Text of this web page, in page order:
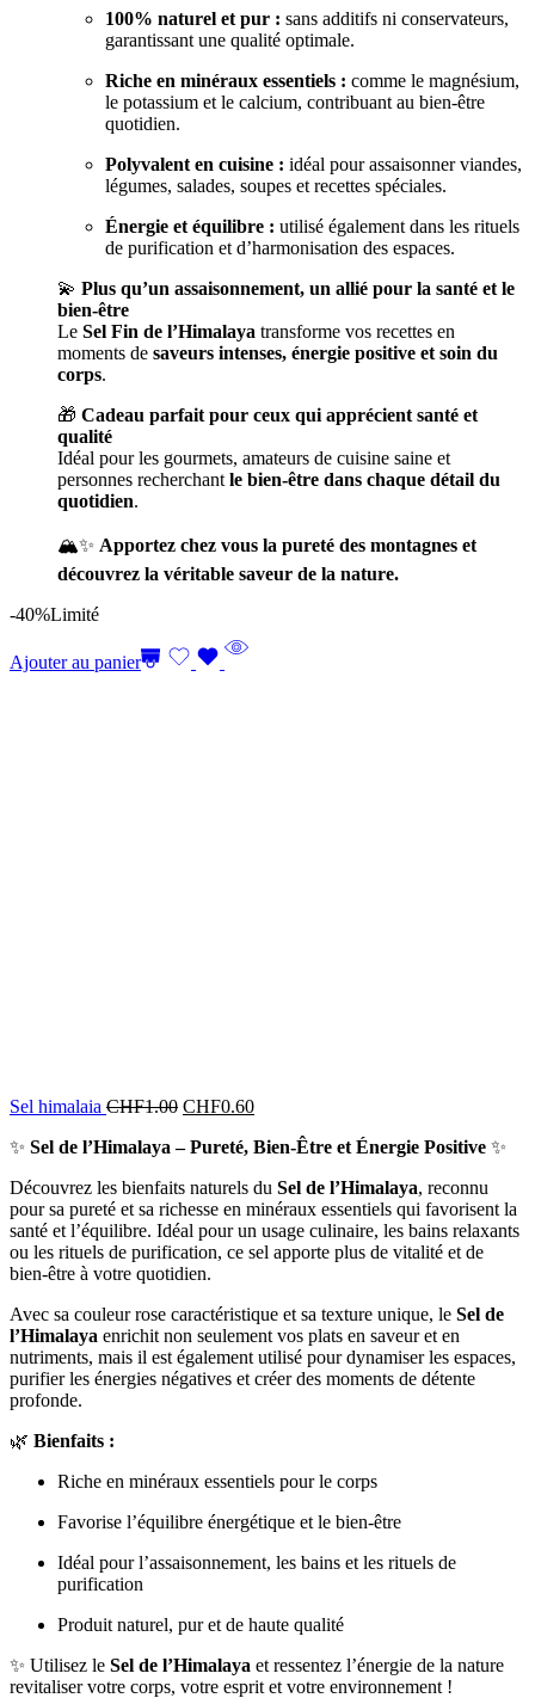
100% naturel et pur : sans additifs ni conservateurs,
garantissant une qualité optimale.
Riche en minéraux essentiels : comme le magnésium,
le potassium et le calcium, contribuant au bien-être
quotidien.
Polyvalent en cuisine : idéal pour assaisonner viandes,
légumes, salades, soupes et recettes spéciales.
Énergie et équilibre : utilisé également dans les rituels
de purification et d’harmonisation des espaces.
💫 Plus qu’un assaisonnement, un allié pour la santé et le
bien-être
Le Sel Fin de l’Himalaya transforme vos recettes en
moments de saveurs intenses, énergie positive et soin du
corps.
🎁 Cadeau parfait pour ceux qui apprécient santé et
qualité
Idéal pour les gourmets, amateurs de cuisine saine et
personnes recherchant le bien-être dans chaque détail du
quotidien.
🏔️✨ Apportez chez vous la pureté des montagnes et
découvrez la véritable saveur de la nature.
-40%Limité
Ajouter au panier
Sel himalaia CHF1.00 CHF0.60
✨ Sel de l’Himalaya – Pureté, Bien-Être et Énergie Positive ✨
Découvrez les bienfaits naturels du Sel de l’Himalaya, reconnu
pour sa pureté et sa richesse en minéraux essentiels qui favorisent la
santé et l’équilibre. Idéal pour un usage culinaire, les bains relaxants
ou les rituels de purification, ce sel apporte plus de vitalité et de
bien-être à votre quotidien.
Avec sa couleur rose caractéristique et sa texture unique, le Sel de
l’Himalaya enrichit non seulement vos plats en saveur et en
nutriments, mais il est également utilisé pour dynamiser les espaces,
purifier les énergies négatives et créer des moments de détente
profonde.
🌿 Bienfaits :
Riche en minéraux essentiels pour le corps
Favorise l’équilibre énergétique et le bien-être
Idéal pour l’assaisonnement, les bains et les rituels de
purification
Produit naturel, pur et de haute qualité
✨ Utilisez le Sel de l’Himalaya et ressentez l’énergie de la nature
revitaliser votre corps, votre esprit et votre environnement !